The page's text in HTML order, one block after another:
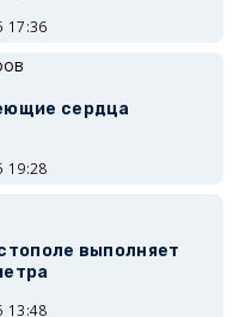
17:36
сердца
19:28
выполняет
13:48